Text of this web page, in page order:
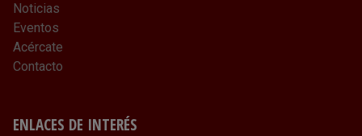
Noticias
Eventos
Acércate
Contacto
ENLACES DE INTERÉS